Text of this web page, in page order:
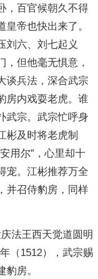
，百官候朝久不得
帝也快出来了。
刘六、刘七起义
，但他毫无惧意，
谈兵法，深合武宗
房内戏耍老虎。谁
武宗。武宗忙呼身
彬及时将老虎制
用尔”，心里却十
宠。江彬推荐万全
并召侍豹房，同样
法王西天觉道圆明
（1512），武宗赐
房。